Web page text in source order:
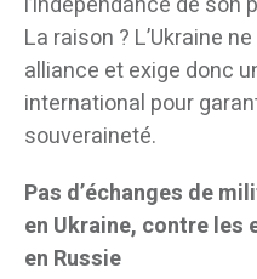
La raison ? L’Ukraine
alliance et exige donc
international pour
souveraineté.
Pas d’échanges de
en Ukraine, contre les
en Russie